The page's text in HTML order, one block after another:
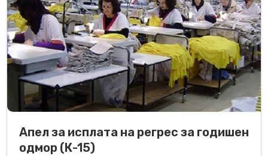
Апел за исплата на регрес за годишен
одмор (К-15)